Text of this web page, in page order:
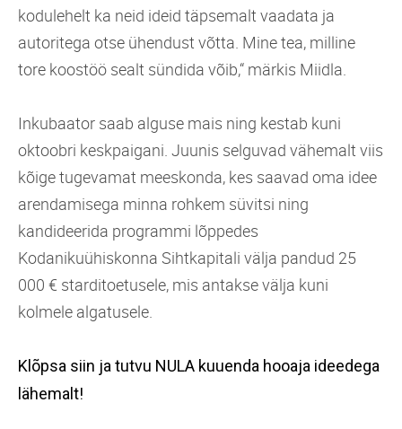
kodulehelt ka neid ideid täpsemalt vaadata ja
autoritega otse ühendust võtta. Mine tea, milline
tore koostöö sealt sündida võib,“ märkis Miidla.
Inkubaator saab alguse mais ning kestab kuni
oktoobri keskpaigani. Juunis selguvad vähemalt viis
kõige tugevamat meeskonda, kes saavad oma idee
arendamisega minna rohkem süvitsi ning
kandideerida programmi lõppedes
Kodanikuühiskonna Sihtkapitali välja pandud 25
000 € starditoetusele, mis antakse välja kuni
kolmele algatusele.
Klõpsa siin ja tutvu NULA kuuenda hooaja ideedega
lähemalt!